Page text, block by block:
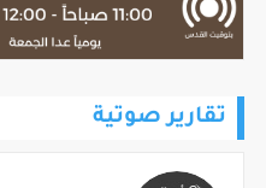
تقارير صوتية